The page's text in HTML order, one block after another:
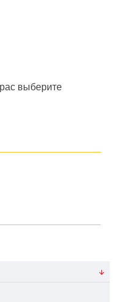
выберите